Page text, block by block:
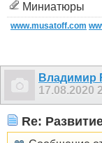
Миниатюры
www.musatoff.com
Владимир
17.08.2020
Re: